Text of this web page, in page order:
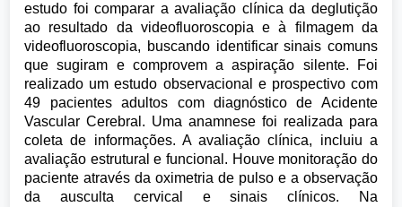
estudo foi comparar a avaliação clínica da deglutição
ao resultado da videofluoroscopia e à filmagem da
videofluoroscopia, buscando identificar sinais comuns
que sugiram e comprovem a aspiração silente. Foi
realizado um estudo observacional e prospectivo com
49 pacientes adultos com diagnóstico de Acidente
Vascular Cerebral. Uma anamnese foi realizada para
coleta de informações. A avaliação clínica, incluiu a
avaliação estrutural e funcional. Houve monitoração do
paciente através da oximetria de pulso e a observação
da ausculta cervical e sinais clínicos. Na